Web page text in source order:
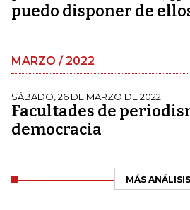
puedo disponer de
MARZO / 2022
SÁBADO, 26 DE MARZO DE 2022
Facultades de
democracia
MÁS ANÁLISIS